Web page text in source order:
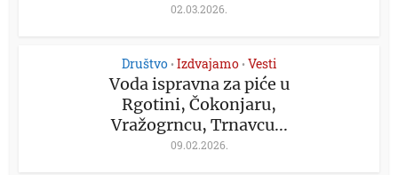
02.03.2026.
Društvo • Izdvajamo • Vesti
Voda ispravna za piće u
Rgotini, Čokonjaru,
Vražogrncu, Trnavcu...
09.02.2026.